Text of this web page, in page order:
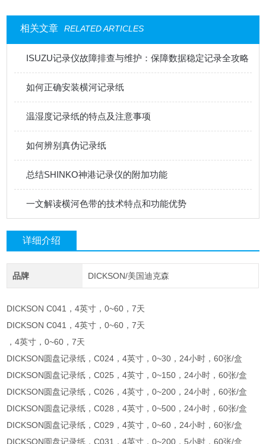
相关文章 RELATED ARTICLES
ISUZU记录仪故障排查与维护：保障数据稳定记录全攻略
如何正确安装横河记录纸
温湿度记录纸的特点及注意事项
如何辨别真伪记录纸
总结SHINKO神港记录仪的附加功能
一文解读横河色带的技术特点和功能优势
详细介绍
品牌 DICKSON/美国迪克森
DICKSON C041，4英寸，0~60，7天
DICKSON C041，4英寸，0~60，7天
，4英寸，0~60，7天
DICKSON圆盘记录纸，C024，4英寸，0~30，24小时，60张/盒
DICKSON圆盘记录纸，C025，4英寸，0~150，24小时，60张/盒
DICKSON圆盘记录纸，C026，4英寸，0~200，24小时，60张/盒
DICKSON圆盘记录纸，C028，4英寸，0~500，24小时，60张/盒
DICKSON圆盘记录纸，C029，4英寸，0~60，24小时，60张/盒
DICKSON圆盘记录纸，C031，4英寸，0~200，5小时，60张/盒